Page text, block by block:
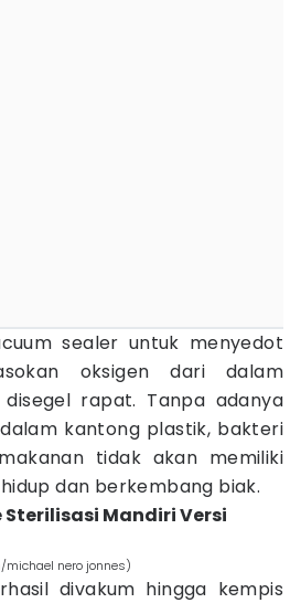
sealer untuk menyedot
oksigen dari dalam
rapat. Tanpa adanya
kantong plastik, bakteri
tidak akan memiliki
dan berkembang biak.
Sterilisasi Mandiri Versi
nero jonnes)
divakum hingga kempis